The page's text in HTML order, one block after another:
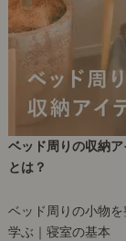
ベッド周りの収納
とは？
ベッド周りの小物
学ぶ｜寝室の基本